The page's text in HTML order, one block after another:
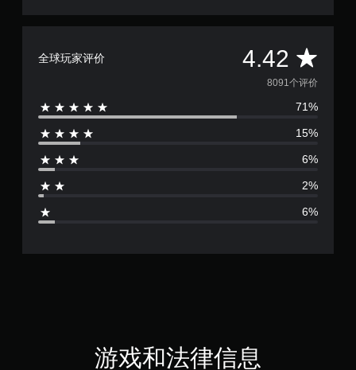
全球玩家评价 4.42 平
均
评
价
2
8091个评价
71%
15%
6%
2%
6%
游戏和法律信息